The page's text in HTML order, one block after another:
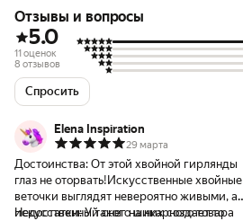
Отзывы и вопросы
5.0
11 оценок
8 отзывов
Спросить
Elena Inspiration
29 марта
Достоинства: От этой хвойной гирлянды
глаз не оторвать!Искусственные хвойные
веточки выглядят невероятно живыми, а
искусственный снег на них создает то
Недостатки: У такого шикарного товара